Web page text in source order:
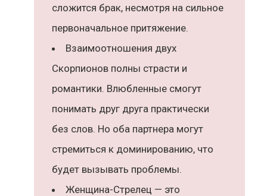
сложится брак, несмотря на сильное
первоначальное притяжение.
Взаимоотношения двух
Скорпионов полны страсти и
романтики. Влюбленные смогут
понимать друг друга практически
без слов. Но оба партнера могут
стремиться к доминированию, что
будет вызывать проблемы.
Женщина-Стрелец — это